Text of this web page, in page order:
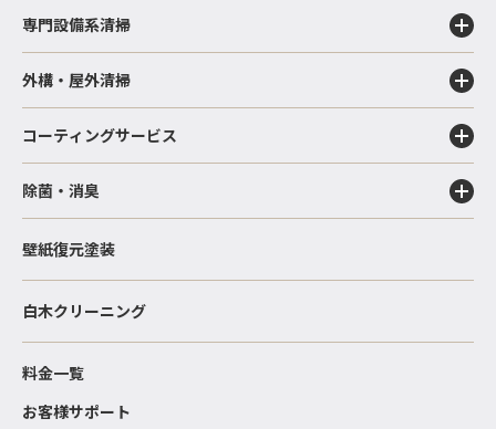
専門設備系清掃
外構・屋外清掃
コーティングサービス
除菌・消臭
壁紙復元塗装
白木クリーニング
料金一覧
お客様サポート